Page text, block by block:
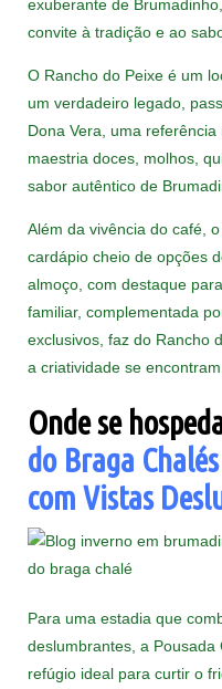
exuberante de
convite à tradição e ao
O Rancho do Peixe é um
um verdadeiro legado,
Dona Vera, uma
maestria doces, molhos,
sabor autêntico de
Além da vivência do café,
cardápio cheio de opções
almoço, com destaque
familiar, complementada
exclusivos, faz do Rancho
a criatividade se
Onde se
do Braga
com Vistas
Para uma estadia que
deslumbrantes, a
refúgio ideal para curtir o